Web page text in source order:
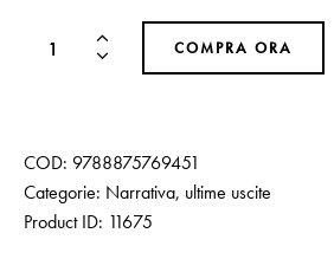
COMPRA ORA
COD: 9788875769451
Categorie: Narrativa, ultime uscite
Product ID: 11675